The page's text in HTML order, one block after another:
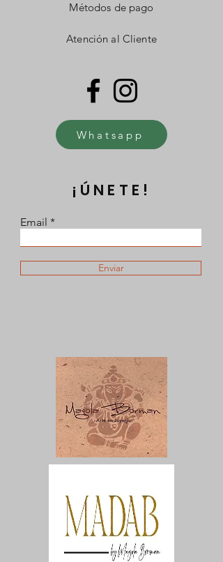
Métodos de pago
Atención al Cliente
Whatsapp
¡ÚNETE!
Email
Enviar